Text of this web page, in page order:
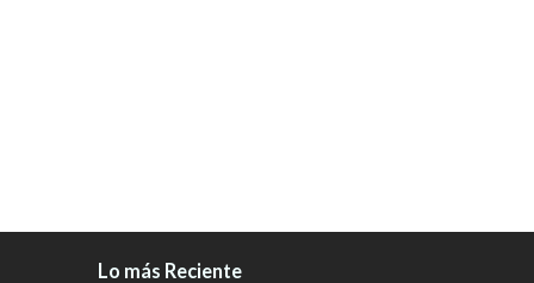
Lo más Reciente